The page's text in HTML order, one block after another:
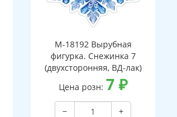
М-18192 Вырубная
фигурка. Снежинка 7
(двухсторонняя, ВД-лак)
Цена розн: 7 ₽
−
+